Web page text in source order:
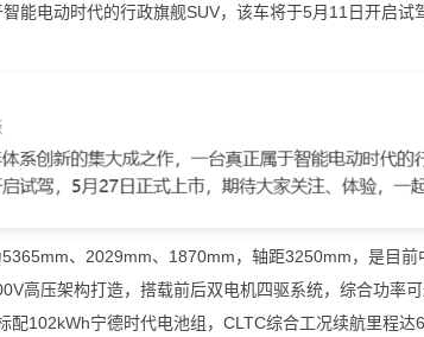
能电动时代的行政旗舰SUV，该车将于5月11日开启试
、2029mm、1870mm，轴距3250mm，是目前
高压架构打造，搭载前后双电机四驱系统，综合功率
配102kWh宁德时代电池组，CLTC综合工况续航里程达